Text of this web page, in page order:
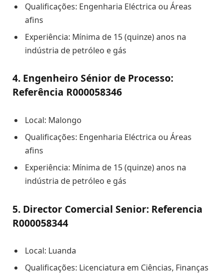
Qualificações: Engenharia Eléctrica ou Áreas
afins
Experiência: Mínima de 15 (quinze) anos na
indústria de petróleo e gás
4. Engenheiro Sénior de Processo:
Referência R000058346
Local: Malongo
Qualificações: Engenharia Eléctrica ou Áreas
afins
Experiência: Mínima de 15 (quinze) anos na
indústria de petróleo e gás
5. Director Comercial Senior: Referencia
R000058344
Local: Luanda
Qualificações: Licenciatura em Ciências, Finanças